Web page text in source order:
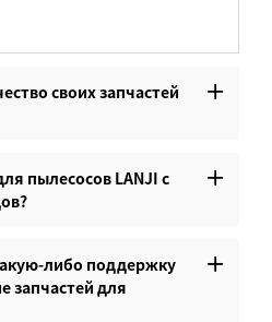
своих запчастей
пылесосов LANJI с
либо поддержку
запчастей для